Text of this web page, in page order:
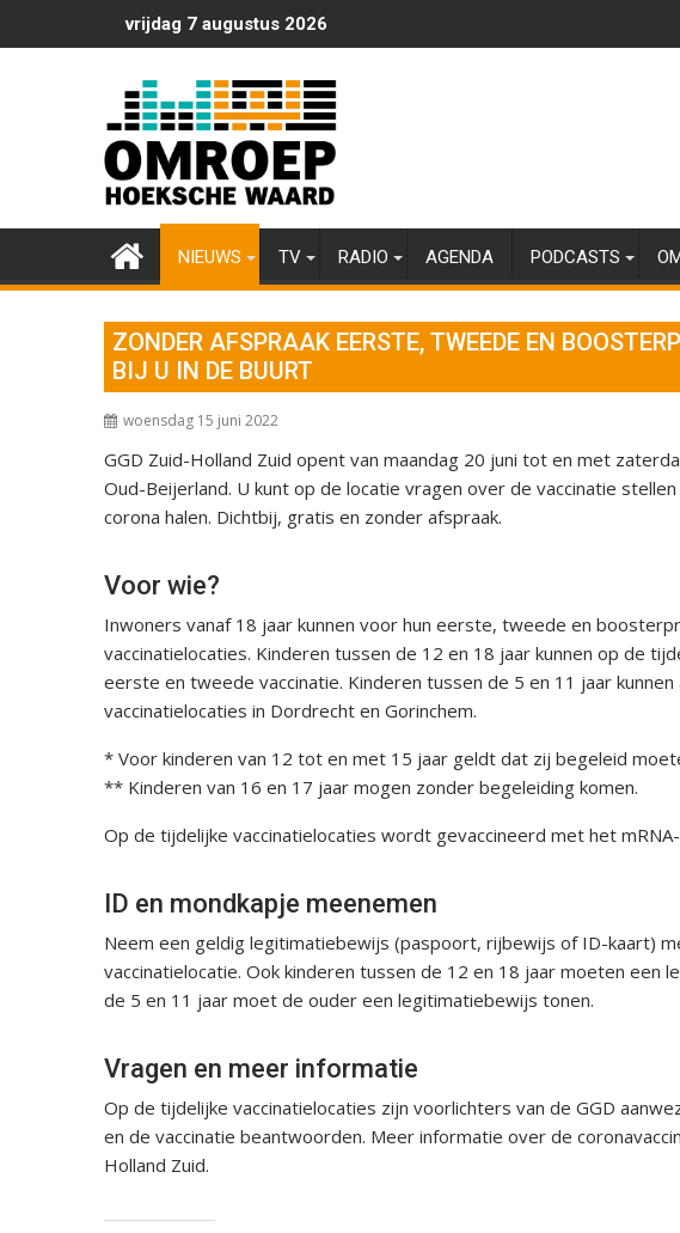
naar
vrijdag 7 augustus 2026
NIEUWS TV RADIO AGENDA PODCASTS
ZONDER AFSPRAAK EERSTE, TWEEDE EN
BIJ U IN DE BUURT
woensdag 15 juni 2022
GGD Zuid-Holland Zuid opent van maandag 20 juni tot en met
Oud-Beijerland. U kunt op de locatie vragen over de vaccinatie
corona halen. Dichtbij, gratis en zonder afspraak.
Voor wie?
Inwoners vanaf 18 jaar kunnen voor hun eerste, tweede en
vaccinatielocaties. Kinderen tussen de 12 en 18 jaar kunnen op de
eerste en tweede vaccinatie. Kinderen tussen de 5 en 11 jaar
vaccinatielocaties in Dordrecht en Gorinchem.
* Voor kinderen van 12 tot en met 15 jaar geldt dat zij begeleid
** Kinderen van 16 en 17 jaar mogen zonder begeleiding komen.
Op de tijdelijke vaccinatielocaties wordt gevaccineerd met het
ID en mondkapje meenemen
Neem een geldig legitimatiebewijs (paspoort, rijbewijs of ID-kaart)
vaccinatielocatie. Ook kinderen tussen de 12 en 18 jaar moeten een
de 5 en 11 jaar moet de ouder een legitimatiebewijs tonen.
Vragen en meer informatie
Op de tijdelijke vaccinatielocaties zijn voorlichters van de GGD
en de vaccinatie beantwoorden. Meer informatie over de
Holland Zuid.